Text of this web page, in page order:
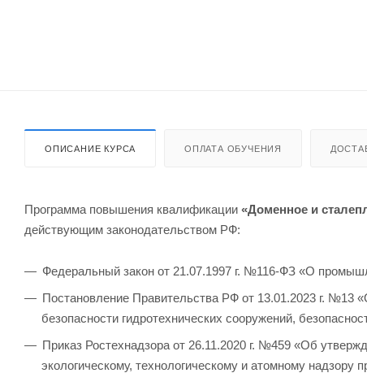
ОПИСАНИЕ КУРСА ОПЛАТА ОБУЧЕНИЯ
Программа повышения квалификации «Доменное и
действующим законодательством РФ:
Федеральный закон от 21.07.1997 г. №116-ФЗ «О
Постановление Правительства РФ от 13.01.2023 г. №13
безопасности гидротехнических сооружений,
Приказ Ростехнадзора от 26.11.2020 г. №459 «Об
экологическому, технологическому и атомному надзору